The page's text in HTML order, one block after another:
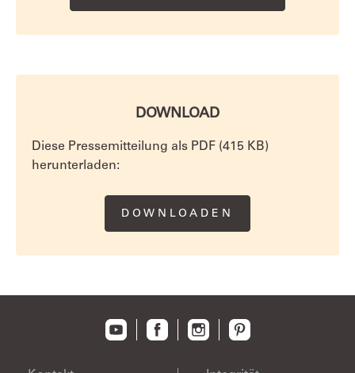
DOWNLOAD
Diese Pressemitteilung als PDF (415 KB)
herunterladen:
DOWNLOADEN